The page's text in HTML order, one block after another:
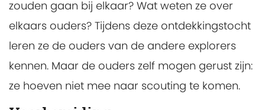
zouden gaan bij elkaar? Wat weten ze over
elkaars ouders? Tijdens deze ontdekkingstocht
leren ze de ouders van de andere explorers
kennen. Maar de ouders zelf mogen gerust zijn:
ze hoeven niet mee naar scouting te komen.